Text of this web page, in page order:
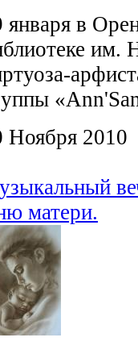
января в
им.
Ноября 2010
матери.